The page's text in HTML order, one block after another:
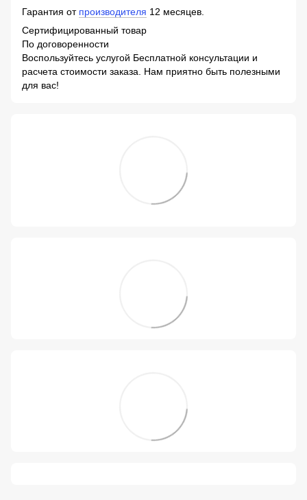
Гарантия от производителя 12 месяцев.
Сертифицированный товар
По договоренности
Воспользуйтесь услугой Бесплатной консультации и
расчета стоимости заказа. Нам приятно быть полезными
для вас!